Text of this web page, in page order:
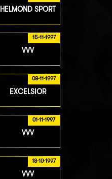
HELMOND SPORT
15-11-1997
VVV
08-11-1997
EXCELSIOR
01-11-1997
VVV
18-10-1997
VVV